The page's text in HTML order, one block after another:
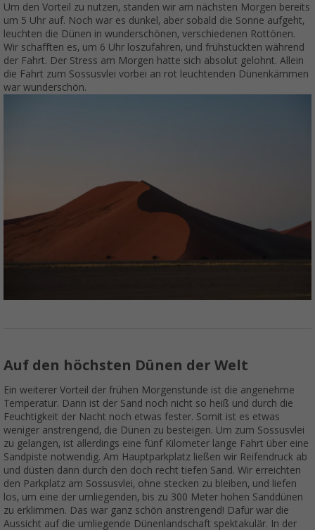
Um den Vorteil zu nutzen, standen wir am nächsten Morgen bereits
um 5 Uhr auf. Noch war es dunkel, aber sobald die Sonne aufgeht,
leuchten die Dünen in wunderschönen, verschiedenen Rottönen.
Wir schafften es, um 6 Uhr loszufahren, und frühstückten während
der Fahrt. Der Stress am Morgen hatte sich absolut gelohnt. Allein
die Fahrt zum Sossusvlei vorbei an rot leuchtenden Dünenkämmen
war wunderschön.
Auf den höchsten Dünen der Welt
Ein weiterer Vorteil der frühen Morgenstunde ist die angenehme
Temperatur. Dann ist der Sand noch nicht so heiß und durch die
Feuchtigkeit der Nacht noch etwas fester. Somit ist es etwas
weniger anstrengend, die Dünen zu besteigen. Um zum Sossusvlei
zu gelangen, ist allerdings eine fünf Kilometer lange Fahrt über eine
Sandpiste notwendig. Am Hauptparkplatz ließen wir Reifendruck ab
und düsten dann durch den doch recht tiefen Sand. Wir erreichten
den Parkplatz am Sossusvlei, ohne stecken zu bleiben, und liefen
los, um eine der umliegenden, bis zu 300 Meter hohen Sanddünen
zu erklimmen. Das war ganz schön anstrengend! Dafür war die
Aussicht auf die umliegende Dünenlandschaft spektakulär. In der